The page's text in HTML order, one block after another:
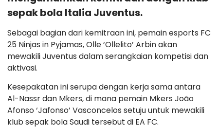
sepak bola Italia Juventus.
Sebagai bagian dari kemitraan ini, pemain esports FC
25 Ninjas in Pyjamas, Olle ‘Ollelito’ Arbin akan
mewakili Juventus dalam serangkaian kompetisi dan
aktivasi.
Kesepakatan ini serupa dengan kerja sama antara
Al-Nassr dan Mkers, di mana pemain Mkers João
Afonso ‘Jafonso’ Vasconcelos setuju untuk mewakili
klub sepak bola Saudi tersebut di EA FC.